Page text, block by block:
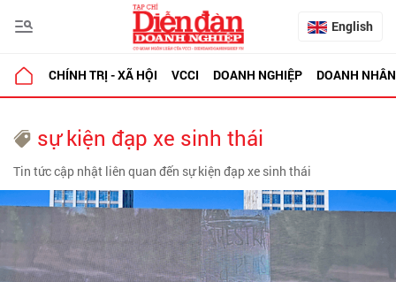
English
CHÍNH TRỊ - XÃ HỘI VCCI DOANH NGHIỆP DOANH NHÂN
sự kiện đạp xe sinh thái
Tin tức cập nhật liên quan đến sự kiện đạp xe sinh thái